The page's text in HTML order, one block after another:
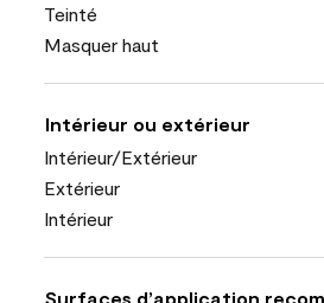
Teinté
Masquer haut
Intérieur ou extérieur
Intérieur/Extérieur
Extérieur
Intérieur
Surfaces d’application